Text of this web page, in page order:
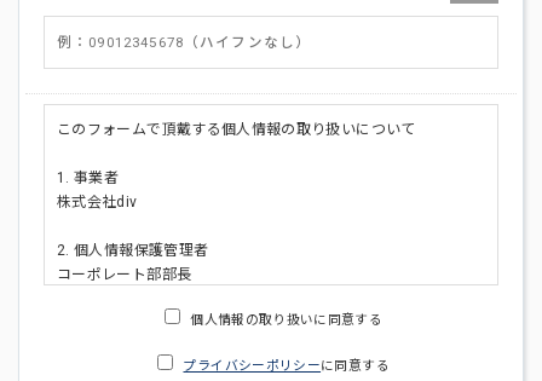
このフォームで頂戴する個人情報の取り扱いについて
1. 事業者
株式会社div
2. 個人情報保護管理者
コーポレート部部長
・ご請求された資料の送付のため
個人情報の取り扱いに同意する
プライバシーポリシーに同意する